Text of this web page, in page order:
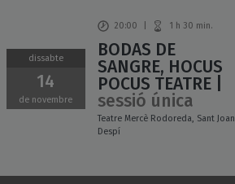
dissabte
14
de novembre
20:00 1 h 30 min.
BODAS DE
SANGRE, HOCUS
POCUS TEATRE |
sessió única
Teatre Mercè Rodoreda, Sant Joan
Despí